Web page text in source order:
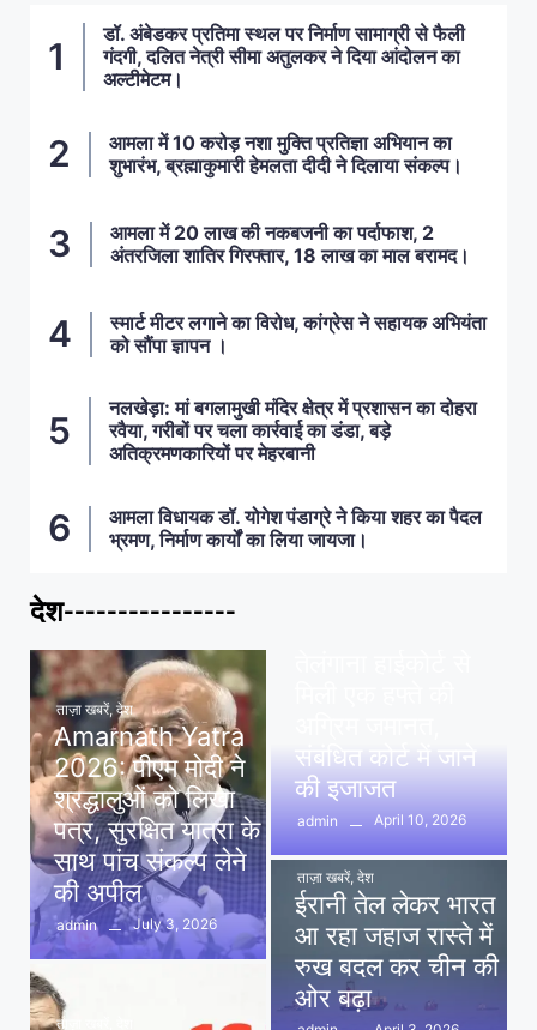
डॉ. अंबेडकर प्रतिमा स्थल पर निर्माण सामाग्री से फैली
गंदगी, दलित नेत्री सीमा अतुलकर ने दिया आंदोलन का
अल्टीमेटम।
आमला में 10 करोड़ नशा मुक्ति प्रतिज्ञा अभियान का
शुभारंभ, ब्रह्माकुमारी हेमलता दीदी ने दिलाया संकल्प।
आमला में 20 लाख की नकबजनी का पर्दाफाश, 2
अंतरजिला शातिर गिरफ्तार, 18 लाख का माल बरामद।
स्मार्ट मीटर लगाने का विरोध, कांग्रेस ने सहायक अभियंता
को सौंपा ज्ञापन ।
नलखेड़ा: मां बगलामुखी मंदिर क्षेत्र में प्रशासन का दोहरा
रवैया, गरीबों पर चला कार्रवाई का डंडा, बड़े
अतिक्रमणकारियों पर मेहरबानी
आमला विधायक डॉ. योगेश पंडाग्रे ने किया शहर का पैदल
भ्रमण, निर्माण कार्यों का लिया जायजा।
देश----------------
ताज़ा खबरें, देश
Amarnath Yatra
2026: पीएम मोदी ने
श्रद्धालुओं को लिखा
पत्र, सुरक्षित यात्रा के
साथ पांच संकल्प लेने
की अपील
admin July 3, 2026
ताज़ा खबरें
संबंधित कोर्ट में जाने
की इजाजत
admin April 10, 2026
ताज़ा खबरें, देश
ईरानी तेल लेकर भारत
आ रहा जहाज रास्ते में
रुख बदल कर चीन की
ओर बढ़ा